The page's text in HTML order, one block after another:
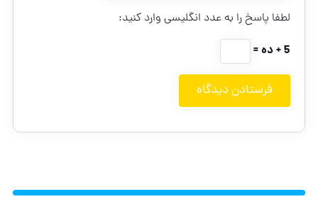
لطفا پاسخ را به عدد انگلیسی وارد کنید:
5 + ده =